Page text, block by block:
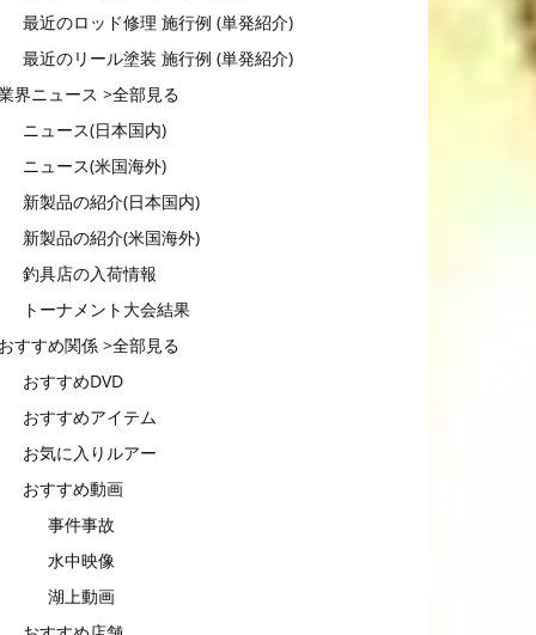
最近のロッド修理 施行例 (単発紹介)
最近のリール塗装 施行例 (単発紹介)
界ニュース >全部見る
ニュース(日本国内)
ニュース(米国海外)
新製品の紹介(日本国内)
新製品の紹介(米国海外)
釣具店の入荷情報
トーナメント大会結果
すすめ関係 >全部見る
おすすめDVD
おすすめアイテム
お気に入りルアー
おすすめ動画
事件事故
水中映像
湖上動画